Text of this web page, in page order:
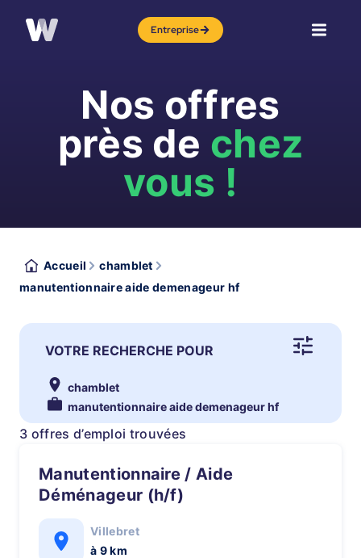
Entreprise
Nos offres
près de chez
vous !
Accueil
chamblet
manutentionnaire aide demenageur hf
VOTRE RECHERCHE POUR
chamblet
manutentionnaire aide demenageur hf
3 offres d’emploi trouvées
Manutentionnaire / Aide
Déménageur (h/f)
Villebret
à 9 km